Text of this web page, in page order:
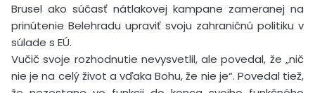
Brusel ako súčasť nátlakovej kampane zameranej na
prinútenie Belehradu upraviť svoju zahraničnú politiku v
súlade s EÚ.
Vučič svoje rozhodnutie nevysvetlil, ale povedal, že „nič
nie je na celý život a vďaka Bohu, že nie je“. Povedal tiež,